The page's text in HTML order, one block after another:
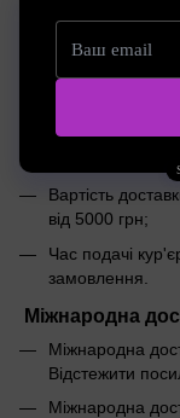
Безкоштовна
розпродажів.
Швидка
Доставка
Вартість
від 5000 грн;
Час подачі
замовлення.
Міжнародна
Міжнародна
Відстежити
Міжнародна